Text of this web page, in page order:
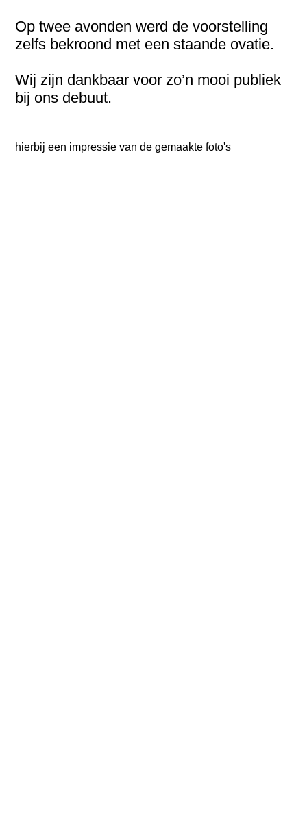
Op twee avonden werd de voorstelling
zelfs bekroond met een staande ovatie.
Wij zijn dankbaar voor zo’n mooi publiek
bij ons debuut.
hierbij een impressie van de gemaakte foto's